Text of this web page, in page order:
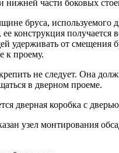
нижней части боковых
бруса, используемого
конструкция получается
удерживать от смещения
к проему.
не следует. Она
в дверном проеме.
дверная коробка с
узел монтирования